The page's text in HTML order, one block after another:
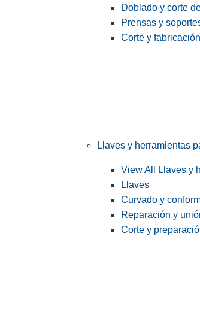
Doblado y corte
Prensas y
Corte y
Llaves y herramientas
View All Llaves y
Llaves
Curvado y
Reparación y
Corte y